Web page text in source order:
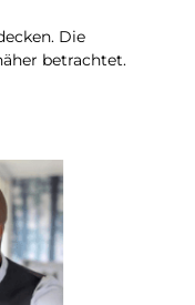
Die
betrachtet.